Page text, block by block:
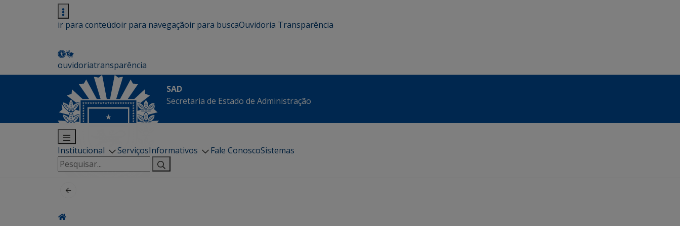
ir para conteúdoir para navegaçãoir para buscaOuvidoria Transparência
ouvidoriatransparência
SAD
Secretaria de Estado de Administração
Institucional ServiçosInformativos Fale ConoscoSistemas
Pesquisar
por: